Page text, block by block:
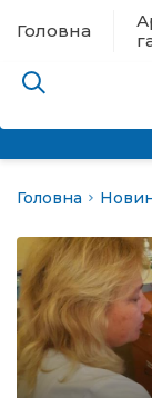
Головна
евакуації
новини
Головна